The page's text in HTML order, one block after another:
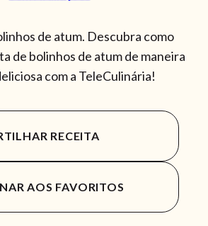
de atum. Descubra como
de bolinhos de atum de maneira
com a TeleCulinária!
RECEITA
AOS FAVORITOS